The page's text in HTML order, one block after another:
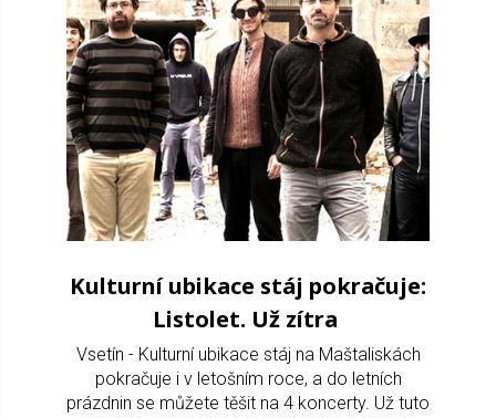
Kulturní ubikace stáj pokračuje:
Listolet. Už zítra
Vsetín - Kulturní ubikace stáj na Maštaliskách
pokračuje i v letošním roce, a do letních
prázdnin se můžete těšit na 4 koncerty. Už tuto